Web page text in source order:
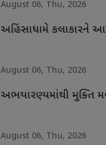
August 06, Thu, 2026
અહિંસાધામે કલાકારને
August 06, Thu, 2026
અભયારણ્યમાંથી મુક્તિ
August 06, Thu, 2026